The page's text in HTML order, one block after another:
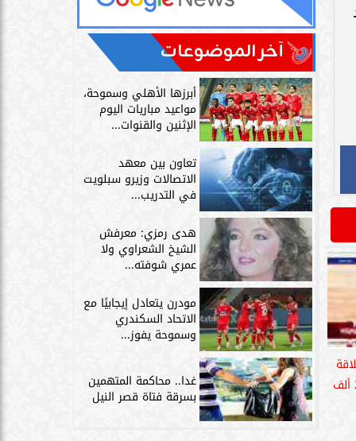
فى ميناء السخنة تحمل 24 ألف
آخر الموضوعات
أبرزها الأهلي وسموحة،
مواعيد مباريات اليوم
الإثنين والقنوات...
تعاون بين معهد
الاتصالات وزيرو سبلويت
في التدريب...
هدى رمزي: معرفش
الشيخ الشعراوي ولا
عمري شوفته...
مودرن يتعادل إيجابيًا مع
الاتحاد السكندري
وسموحة يفوز...
غدا.. محاكمة المتهمين
بسرقة فتاة قصر النيل